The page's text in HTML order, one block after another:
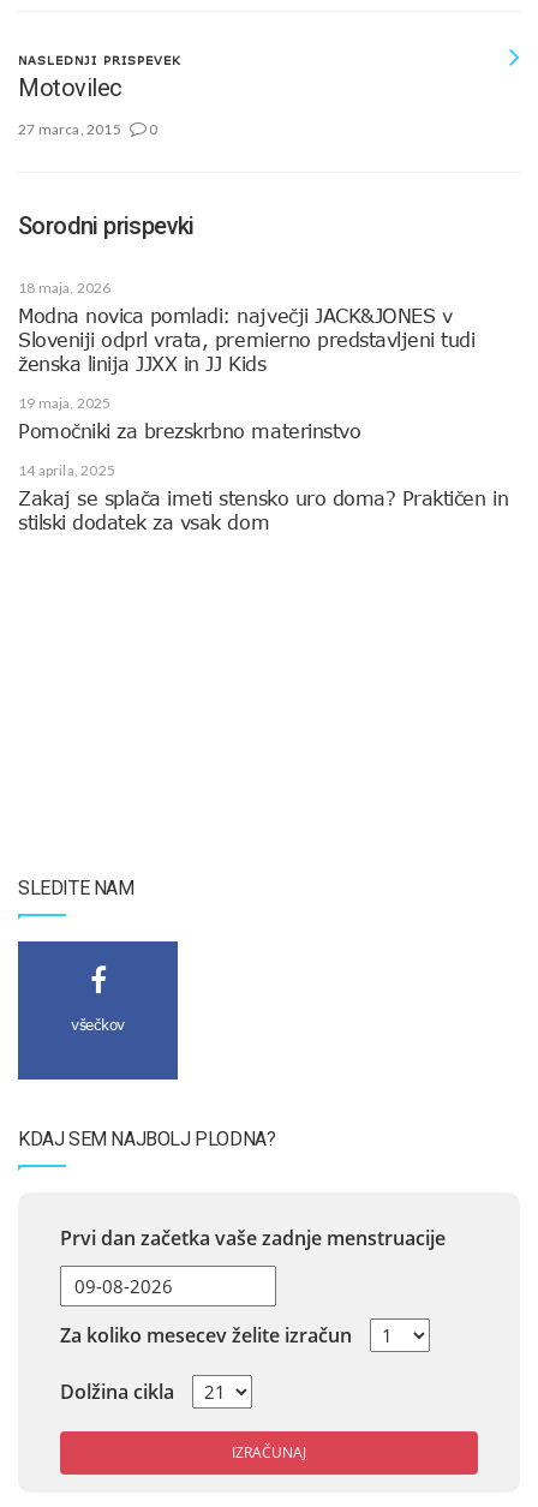
NASLEDNJI PRISPEVEK
Motovilec
27 marca, 2015 0
Sorodni prispevki
18 maja, 2026
Modna novica pomladi: največji JACK&JONES v
Sloveniji odprl vrata, premierno predstavljeni tudi
ženska linija JJXX in JJ Kids
19 maja, 2025
Pomočniki za brezskrbno materinstvo
14 aprila, 2025
Zakaj se splača imeti stensko uro doma? Praktičen in
stilski dodatek za vsak dom
SLEDITE NAM
všečkov
KDAJ SEM NAJBOLJ PLODNA?
Prvi dan začetka vaše zadnje menstruacije
Za koliko mesecev želite izračun
Dolžina cikla
IZRAČUNAJ